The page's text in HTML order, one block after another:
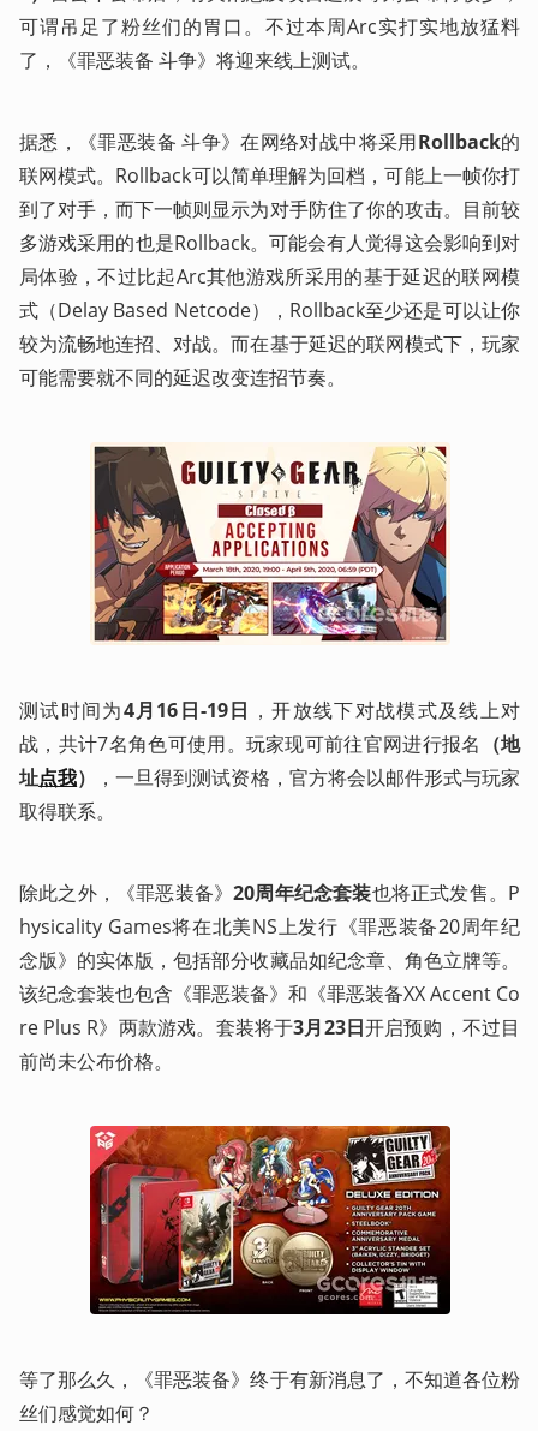
可谓吊足了粉丝们的胃口。不过本周Arc实打实地放猛料
了，《罪恶装备 斗争》将迎来线上测试。
据悉，《罪恶装备 斗争》在网络对战中将采用Rollback的
联网模式。Rollback可以简单理解为回档，可能上一帧你打
到了对手，而下一帧则显示为对手防住了你的攻击。目前较
多游戏采用的也是Rollback。可能会有人觉得这会影响到对
局体验，不过比起Arc其他游戏所采用的基于延迟的联网模
式（Delay Based Netcode），Rollback至少还是可以让你
较为流畅地连招、对战。而在基于延迟的联网模式下，玩家
可能需要就不同的延迟改变连招节奏。
测试时间为4月16日-19日 ，开放线下对战模式及线上对
战，共计7名角色可使用。玩家现可前往官网进行报名 （地
址点我）
，一旦得到测试资格，官方将会以邮件形式与玩家
取得联系。
除此之外，《罪恶装备》20周年纪念套装也将正式发售。P
hysicality Games将在北美NS上发行《罪恶装备20周年纪
念版》的实体版，包括部分收藏品如纪念章、角色立牌等。
该纪念套装也包含《罪恶装备》和《罪恶装备XX Accent Co
re Plus R》两款游戏。套装将于3月23日开启预购，不过目
前尚未公布价格。
等了那么久，《罪恶装备》终于有新消息了，不知道各位粉
丝们感觉如何？